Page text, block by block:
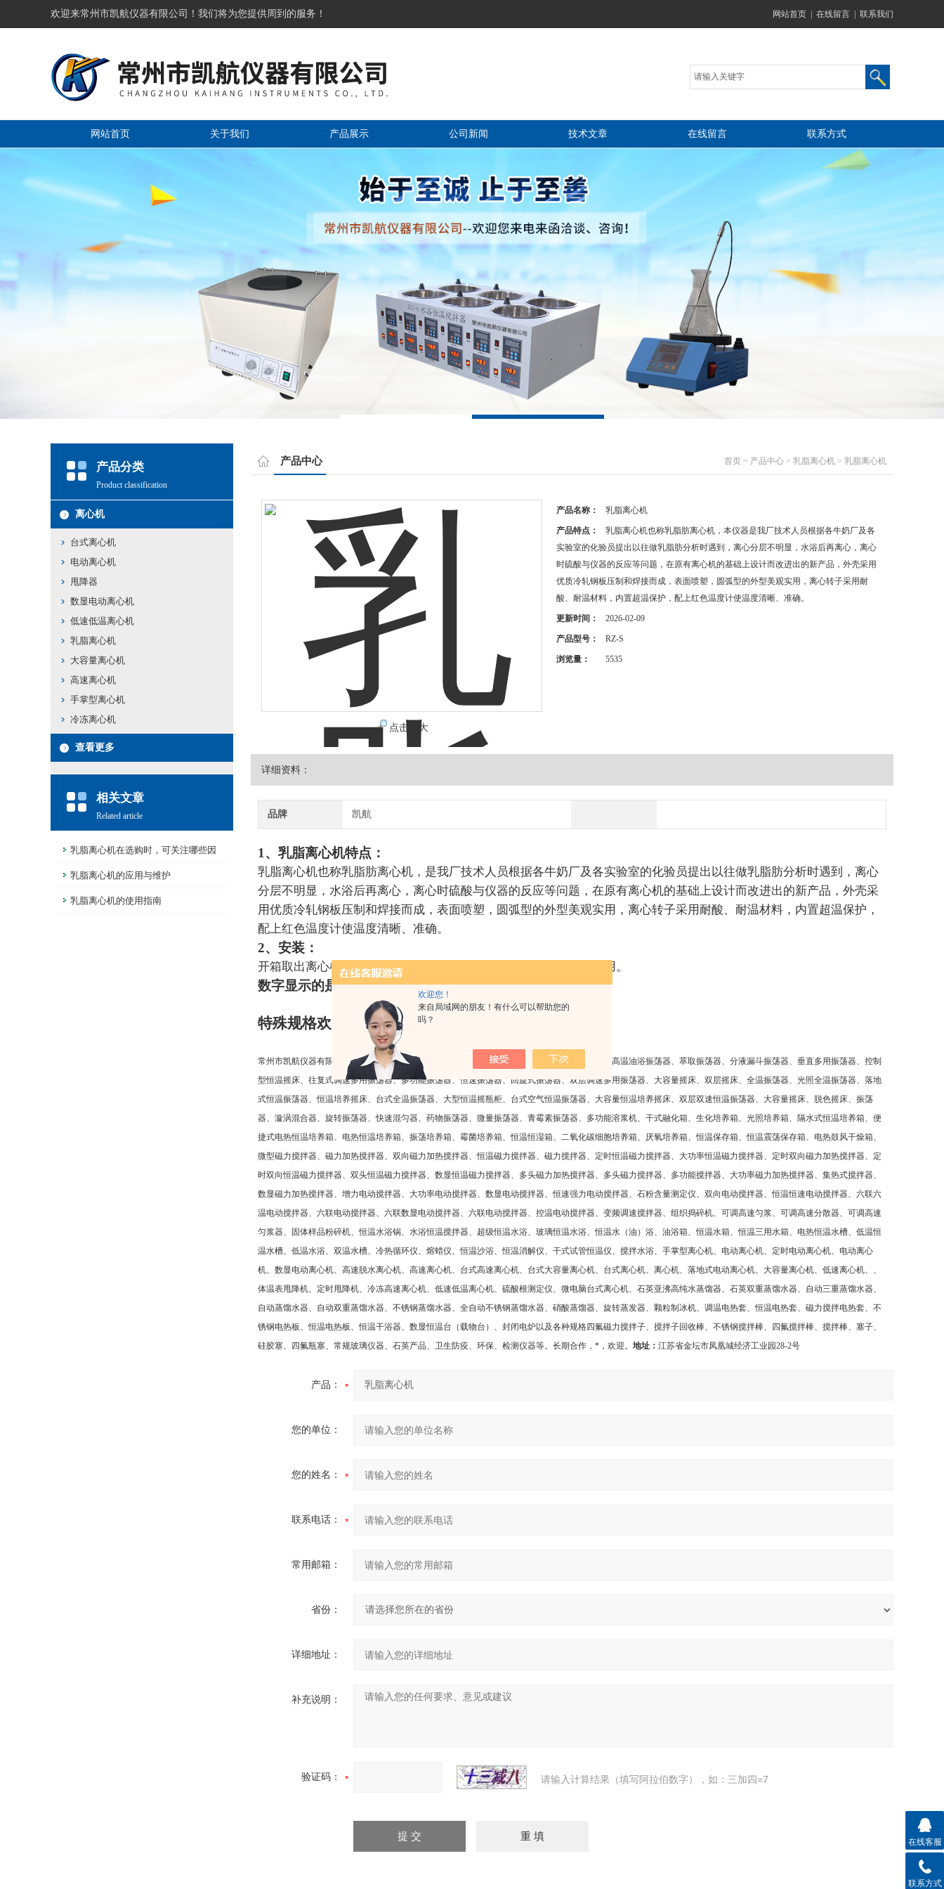
欢迎您！
来自局域网的朋友！有什么可以帮助您的
吗？
欢迎来常州市凯航仪器有限公司！我们将为您提供周到的服务！ 网站首页 在线留言 联系我们
网站首页 关于我们 产品展示 公司新闻 技术文章 在线留言 联系方式
产品中心 首页 > 产品中心 > 乳脂离心机 > 乳脂离心机
点击放大
产品名称： 乳脂离心机
产品特点：
乳脂离心机也称乳脂肪离心机，本仪器是我厂技术人员根据各牛奶厂及各
实验室的化验员提出以往做乳脂肪分析时遇到，离心分层不明显，水浴后再离心，离心
时硫酸与仪器的反应等问题，在原有离心机的基础上设计而改进出的新产品，外壳采用
优质冷轧钢板压制和焊接而成，表面喷塑，圆弧型的外型美观实用，离心转子采用耐
酸、耐温材料，内置超温保护，配上红色温度计使温度清晰、准确。
更新时间： 2026-02-09
产品型号： RZ-S
浏览量： 5535
详细资料：
品牌 凯航
1 、乳脂离心机特点：
乳脂离心机也称乳脂肪离心机，是我厂技术人员根据各牛奶厂及各实验室的化验员提出以往做乳脂肪分析时遇到，离心
分层不明显，水浴后再离心，离心时硫酸与仪器的反应等问题，在原有离心机的基础上设计而改进出的新产品，外壳采
用优质冷轧钢板压制和焊接而成，表面喷塑，圆弧型的外型美观实用，离心转子采用耐酸、耐温材料，内置超温保护，
配上红色温度计使温度清晰、准确。
2、安装：
开箱取出离心机擦拭干净，放在平稳的工作台上，插上电源插头待用。
数字显示的是机内实际温度。
特殊规格欢迎来函定制
常州市凯航仪器有限公司（金坛市新航仪器厂）主要生产：水浴恒温振荡器、气浴恒温振荡器、高温油浴振荡器、萃取振荡器、分液漏斗振荡器、垂直多用振荡器、控制
型恒温摇床、往复式调速多用振荡器、多功能振荡器、恒速振荡器、回旋式振荡器、双层调速多用振荡器、大容量摇床、双层摇床、全温振荡器、光照全温振荡器、落地
式恒温振荡器、恒温培养摇床、台式全温振荡器、大型恒温摇瓶柜、台式空气恒温振荡器、大容量恒温培养摇床、双层双速恒温振荡器、大容量摇床、脱色摇床、振荡
器、漩涡混合器、旋转振荡器、快速混匀器、药物振荡器、微量振荡器、青霉素振荡器、多功能溶浆机、干式融化箱、生化培养箱、光照培养箱、隔水式恒温培养箱、便
捷式电热恒温培养箱、电热恒温培养箱、振荡培养箱、霉菌培养箱、恒温恒湿箱、二氧化碳细胞培养箱、厌氧培养箱、恒温保存箱、恒温震荡保存箱、电热鼓风干燥箱、
微型磁力搅拌器、磁力加热搅拌器、双向磁力加热搅拌器、恒温磁力搅拌器、磁力搅拌器、定时恒温磁力搅拌器、大功率恒温磁力搅拌器、定时双向磁力加热搅拌器、定
时双向恒温磁力搅拌器、双头恒温磁力搅拌器、数显恒温磁力搅拌器、多头磁力加热搅拌器、多头磁力搅拌器、多功能搅拌器、大功率磁力加热搅拌器、集热式搅拌器、
数显磁力加热搅拌器、增力电动搅拌器、大功率电动搅拌器、数显电动搅拌器、恒速强力电动搅拌器、石粉含量测定仪、双向电动搅拌器、恒温恒速电动搅拌器、六联六
温电动搅拌器、六联电动搅拌器、六联数显电动搅拌器、六联电动搅拌器、控温电动搅拌器、变频调速搅拌器、组织捣碎机、可调高速匀浆、可调高速分散器、可调高速
匀浆器、固体样品粉碎机、恒温水浴锅、水浴恒温搅拌器、超级恒温水浴、玻璃恒温水浴、恒温水（油）浴、油浴箱、恒温水箱、恒温三用水箱、电热恒温水槽、低温恒
温水槽、低温水浴、双温水槽、冷热循环仪、熔蜡仪、恒温沙浴、恒温消解仪、干式试管恒温仪、搅拌水浴、手掌型离心机、电动离心机、定时电动离心机、电动离心
机、数显电动离心机、高速脱水离心机、高速离心机、台式高速离心机、台式大容量离心机、台式离心机、离心机、落地式电动离心机、大容量离心机、低速离心机、、
体温表甩降机、定时甩降机、冷冻高速离心机、低速低温离心机、硫酸根测定仪、微电脑台式离心机、石英亚沸高纯水蒸馏器、石英双重蒸馏水器、自动三重蒸馏水器、
自动蒸馏水器、自动双重蒸馏水器、不锈钢蒸馏水器、全自动不锈钢蒸馏水器、硝酸蒸馏器、旋转蒸发器、颗粒制冰机、调温电热套、恒温电热套、磁力搅拌电热套、不
锈钢电热板、恒温电热板、恒温干浴器、数显恒温台（载物台）、封闭电炉以及各种规格四氟磁力搅拌子、搅拌子回收棒、不锈钢搅拌棒、四氟搅拌棒、搅拌棒、塞子、
硅胶塞、四氟瓶塞、常规玻璃仪器、石英产品、卫生防疫、环保、检测仪器等。长期合作，*，欢迎。 地址： 江苏省金坛市凤凰城经济工业园28-2号
产品：
您的单位：
您的姓名：
联系电话：
常用邮箱：
省份：
详细地址：
补充说明：
验证码： 请输入计算结果（填写阿拉伯数字），如：三加四=7
产品分类
Product classification
离心机
台式离心机
电动离心机
甩降器
数显电动离心机
低速低温离心机
乳脂离心机
大容量离心机
高速离心机
手掌型离心机
冷冻离心机
查看更多
相关文章
Related article
乳脂离心机在选购时，可关注哪些因
素？乳脂离心机的应用与维护
乳脂离心机的使用指南
在线客服
联系方式